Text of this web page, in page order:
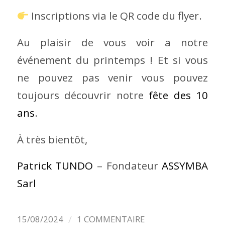
Inscriptions via le QR code du flyer.
Au plaisir de vous voir a notre
événement du printemps ! Et si vous
ne pouvez pas venir vous pouvez
toujours découvrir notre fête des 10
ans.
À très bientôt,
Patrick TUNDO – FondateurASSYMBA
Sarl
15/08/2024 / 1 COMMENTAIRE